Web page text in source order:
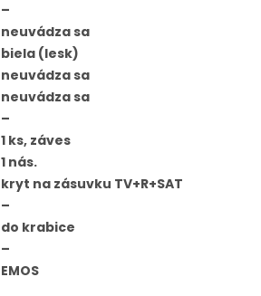
–
neuvádza sa
biela (lesk)
neuvádza sa
neuvádza sa
–
1 ks, záves
1 nás.
kryt na zásuvku TV+R+SAT
–
do krabice
–
EMOS